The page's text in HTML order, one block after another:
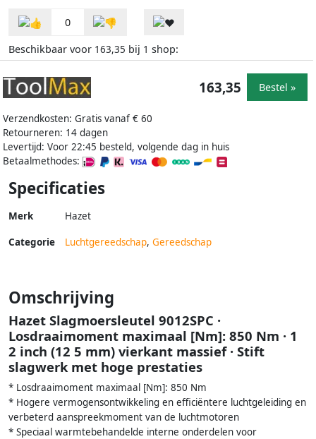
0
Beschikbaar voor 163,35 bij 1 shop:
Verzendkosten: Gratis vanaf € 60
Retourneren: 14 dagen
Levertijd: Voor 22:45 besteld, volgende dag in huis
Betaalmethodes:
163,35 Bestel »
Specificaties
Merk Hazet
Categorie Luchtgereedschap, Gereedschap
Omschrijving
Hazet Slagmoersleutel 9012SPC ·
Losdraaimoment maximaal [Nm]: 850 Nm · 1
2 inch (12 5 mm) vierkant massief · Stift
slagwerk met hoge prestaties
* Losdraaimoment maximaal [Nm]: 850 Nm
* Hogere vermogensontwikkeling en efficiëntere luchtgeleiding en
verbeterd aanspreekmoment van de luchtmotoren
* Speciaal warmtebehandelde interne onderdelen voor